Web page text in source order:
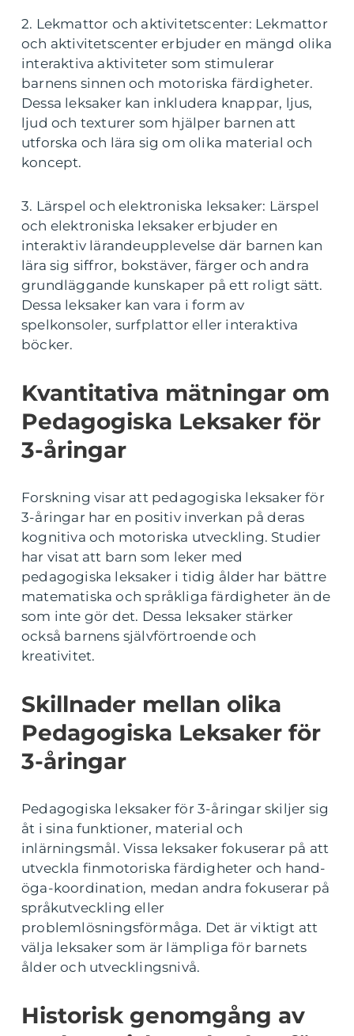
2. Lekmattor och aktivitetscenter: Lekmattor
och aktivitetscenter erbjuder en mängd olika
interaktiva aktiviteter som stimulerar
barnens sinnen och motoriska färdigheter.
Dessa leksaker kan inkludera knappar, ljus,
ljud och texturer som hjälper barnen att
utforska och lära sig om olika material och
koncept.
3. Lärspel och elektroniska leksaker: Lärspel
och elektroniska leksaker erbjuder en
interaktiv lärandeupplevelse där barnen kan
lära sig siffror, bokstäver, färger och andra
grundläggande kunskaper på ett roligt sätt.
Dessa leksaker kan vara i form av
spelkonsoler, surfplattor eller interaktiva
böcker.
Kvantitativa mätningar om
Pedagogiska Leksaker för
3-åringar
Forskning visar att pedagogiska leksaker för
3-åringar har en positiv inverkan på deras
kognitiva och motoriska utveckling. Studier
har visat att barn som leker med
pedagogiska leksaker i tidig ålder har bättre
matematiska och språkliga färdigheter än de
som inte gör det. Dessa leksaker stärker
också barnens självförtroende och
kreativitet.
Skillnader mellan olika
Pedagogiska Leksaker för
3-åringar
Pedagogiska leksaker för 3-åringar skiljer sig
åt i sina funktioner, material och
inlärningsmål. Vissa leksaker fokuserar på att
utveckla finmotoriska färdigheter och hand-
öga-koordination, medan andra fokuserar på
språkutveckling eller
problemlösningsförmåga. Det är viktigt att
välja leksaker som är lämpliga för barnets
ålder och utvecklingsnivå.
Historisk genomgång av